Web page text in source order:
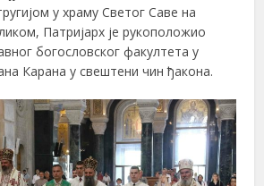
у храму Светог Саве на
Патријарх је рукоположио
богословског факултета у
Карана у свештени чин ђакона.